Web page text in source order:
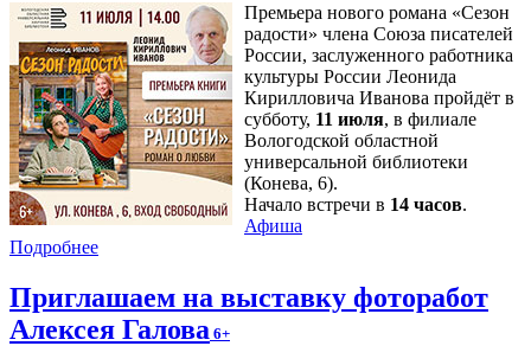
Премьера нового романа «Сезон
радости» члена Союза писателей
России, заслуженного работника
культуры России Леонида
Кирилловича Иванова пройдёт в
субботу, 11 июля, в филиале
Вологодской областной
универсальной библиотеки
(Конева, 6).
Начало встречи в 14 часов.
Афиша
Подробнее
Приглашаем на выставку фоторабот
Алексея Галова 6+